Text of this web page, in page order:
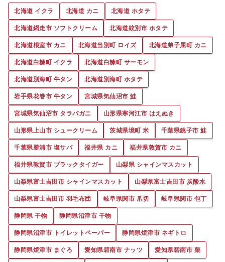
北海道 イクラ 北海道 カニ
北海道 ホタテ
北海道網走市 ソフトクリーム
北海道紋別市 ホタテ
北海道根室市 カニ
北海道当別町 ロイズ
北海道弟子屈町 カニ
北海道白糠町 イクラ
北海道白糠町 サーモン
北海道別海町 牛タン
北海道別海町 ホタテ
岩手県花巻市 牛タン
宮城県気仙沼市 鮭
宮城県気仙沼市 タラバガニ
山形県寒河江市 はえぬき
山形県上山市 シュークリーム
茨城県境町 米
千葉県銚子市 鮭
千葉県勝浦市 塩サバ
福井県 カニ
福井県敦賀市 カニ
福井県敦賀市 ブラックタイガー
山梨県 シャインマスカット
山梨県富士吉田市 シャインマスカット
山梨県富士吉田市 炭酸水
山梨県富士吉田市 羽毛布団
岐阜県関市 爪切
岐阜県関市 包丁
静岡県 干物
静岡県沼津市 干物
静岡県沼津市 トイレットペーパー
静岡県焼津市 ネギトロ
静岡県焼津市 まぐろ
愛知県碧南市 ナッツ
愛知県碧南市 栗